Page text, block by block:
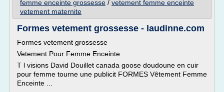
femme enceinte grossesse / vetement femme enceinte
vetement maternite
Formes vetement grossesse - laudinne.com
Formes vetement grossesse
Vetement Pour Femme Enceinte
T l visions David Douillet canada goose doudoune en cuir
pour femme tourne une publicit FORMES Vêtement Femme
Enceinte ...